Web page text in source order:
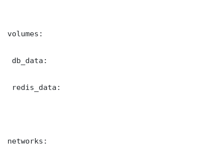
volumes:
db_data:
redis_data:
networks: